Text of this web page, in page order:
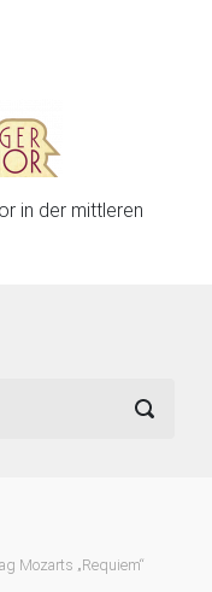
in der mittleren
Mozarts „Requiem“